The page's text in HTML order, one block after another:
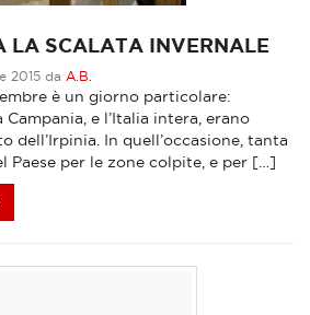
LA SCALATA INVERNALE
2015 da A.B.
è un giorno particolare:
e l’Italia intera, erano
dell’Irpinia. In quell’occasione, tanta
Paese per le zone colpite, e per […]